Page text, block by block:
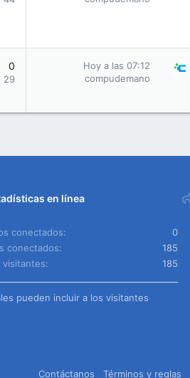
0
29
Hoy a las 07:12
compudemano
en línea
conectados
0
conectados
185
visitantes
185
pueden incluir a los visitantes
Contáctanos Términos y reglas